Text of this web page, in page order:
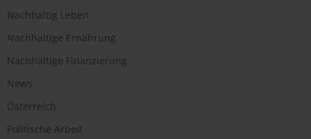
Nachhaltig Leben
Nachhaltige Ernährung
Nachhaltige Finanzierung
News
Österreich
Politische Arbeit